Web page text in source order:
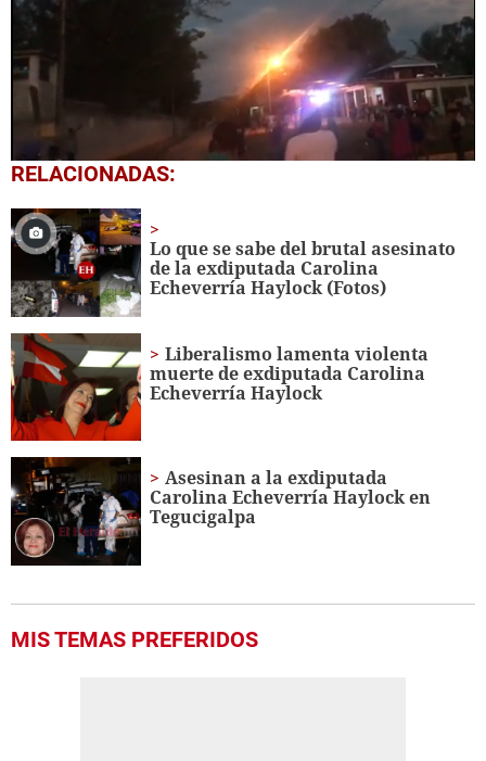
0
seconds
41
seconds
RELACIONADAS:
Lo que se sabe del brutal asesinato
de la exdiputada Carolina
Echeverría Haylock (Fotos)
Liberalismo lamenta violenta
muerte de exdiputada Carolina
Echeverría Haylock
Asesinan a la exdiputada
Carolina Echeverría Haylock en
Tegucigalpa
MIS TEMAS PREFERIDOS